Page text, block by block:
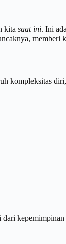
kita saat ini. Ini
kompleksitas
kepemimpinan